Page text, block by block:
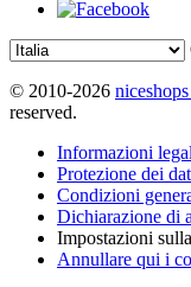
© 2010-2026
reserved.
Informazioni
Protezione dei
Condizioni
Dichiarazione di
Impostazioni
Annullare qui i